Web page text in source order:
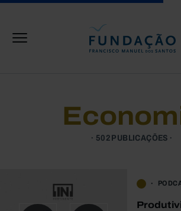
502 PUBLICAÇÕES